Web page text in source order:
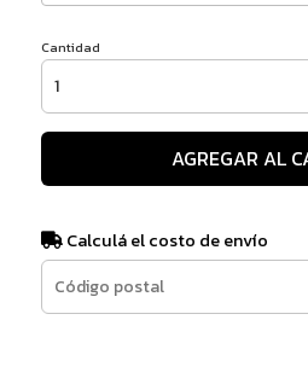
Cantidad
AGREGAR AL
Calculá el costo de envío